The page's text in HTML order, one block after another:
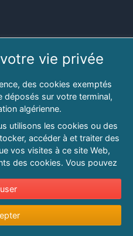
RIGHTS RESERVED
d'utilisation
privée
vie privée
des cookies exemptés
déposés sur votre terminal,
algérienne.
utilisons les cookies ou des
accéder à et traiter des
vos visites à ce site Web,
des cookies. Vous pouvez
en cliquant sur « Refuser
en matière de cookies
veuillez consulter notre